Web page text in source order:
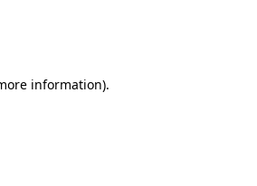
information).